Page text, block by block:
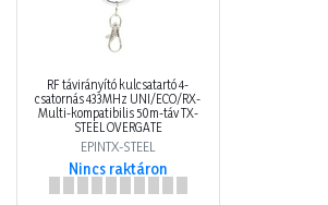
RF távirányító kulcsatartó 4-
csatornás 433MHz UNI/ECO/RX-
Multi-kompatibilis 50m-táv TX-
STEEL OVERGATE
EPINTX-STEEL
Nincs raktáron